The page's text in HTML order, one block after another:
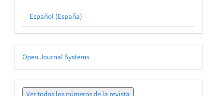
Español (España)
Desarrollado
por
Open Journal Systems